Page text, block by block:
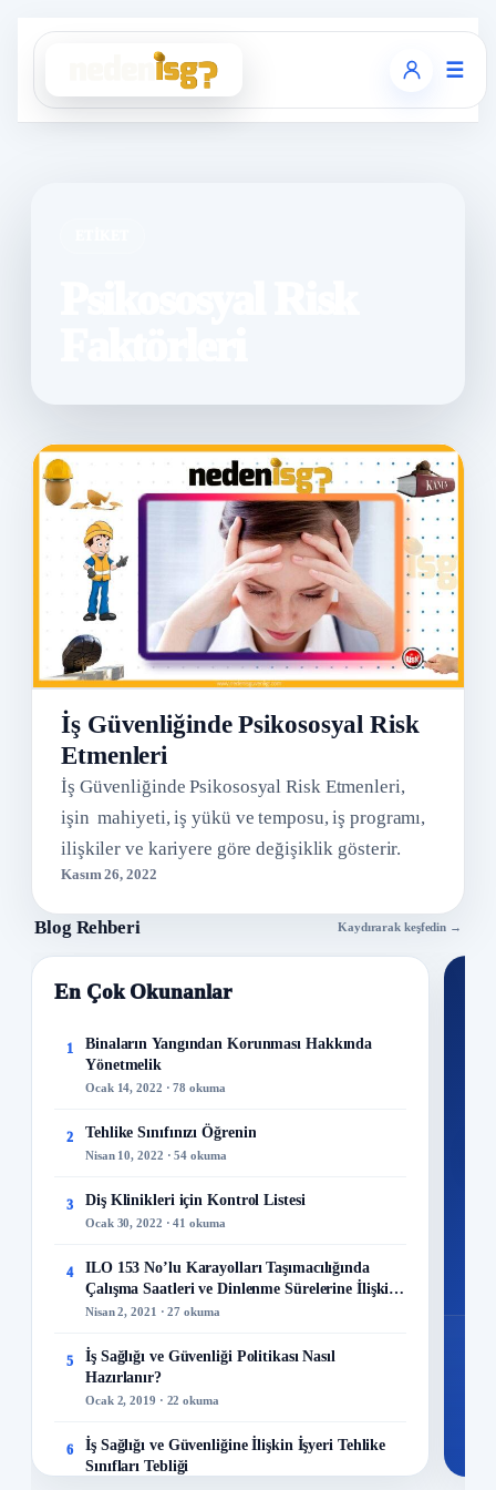
☰
İş Güvenliğinde Psikososyal Risk
Etmenleri
İş Güvenliğinde Psikososyal Risk Etmenleri,
işin mahiyeti, iş yükü ve temposu, iş programı,
ilişkiler ve kariyere göre değişiklik gösterir.
Kasım 26, 2022
Blog Rehberi Kaydırarak keşfedin →
En Çok Okunanlar
1
Binaların Yangından Korunması Hakkında
Yönetmelik
Ocak 14, 2022 · 78 okuma
2 Tehlike Sınıfınızı Öğrenin
Nisan 10, 2022 · 54 okuma
3 Diş Klinikleri için Kontrol Listesi
Ocak 30, 2022 · 41 okuma
4
ILO 153 No’lu Karayolları Taşımacılığında
Çalışma Saatleri ve Dinlenme Sürelerine İlişkin
Sözleşme
Nisan 2, 2021 · 27 okuma
5
İş Sağlığı ve Güvenliği Politikası Nasıl
Hazırlanır?
Ocak 2, 2019 · 22 okuma
6
İş Sağlığı ve Güvenliğine İlişkin İşyeri Tehlike
Sınıfları Tebliği